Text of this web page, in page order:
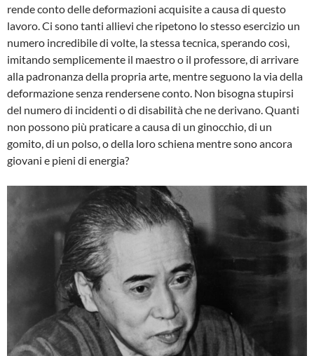
rende conto delle deformazioni ac­quisite a causa di questo
lavoro. Ci sono tanti allievi che ripetono lo stesso esercizio un
numero incredibile di volte, la stessa tecnica, sperando così,
imitando semplicemente il maestro o il professore, di arrivare
alla padronanza della propria arte, mentre seguono la via della
deformazione senza rendersene conto. Non bisogna stupirsi
del numero di inci­denti o di disabilità che ne derivano. Quanti
non possono più praticare a causa di un ginoc­chio, di un
gomito, di un polso, o della loro schiena mentre sono ancora
giovani e pieni di energia?